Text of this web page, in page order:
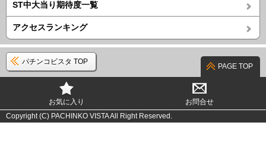
ST中大当り期待度一覧
アクセスランキング
パチンコビスタ TOP
PAGE TOP
お気に入り
お問合せ
Copyright (C) PACHINKO VISTA All Right Reserved.